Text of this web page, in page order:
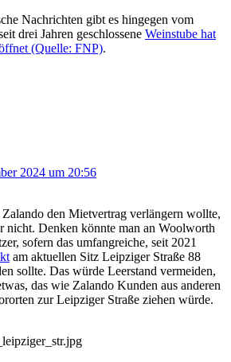
Nachrichten gibt es hingegen vom
drei Jahren geschlossene Weinstube hat
(Quelle: FNP).
2024 um 20:56
Zalando den Mietvertrag verlängern wollte,
nicht. Denken könnte man an Woolworth
sofern das umfangreiche, seit 2021
am aktuellen Sitz Leipziger Straße 88
sollte. Das würde Leerstand vermeiden,
das wie Zalando Kunden aus anderen
zur Leipziger Straße ziehen würde.